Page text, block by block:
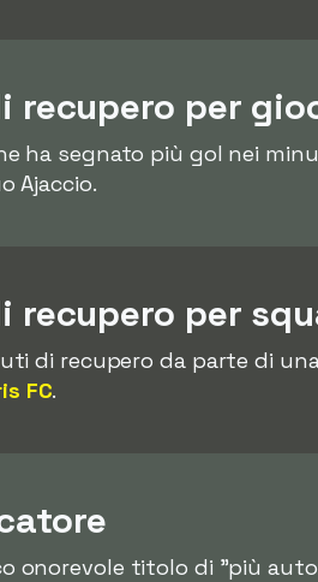
recupero per
ha segnato più gol nei
Ajaccio.
recupero per
di recupero da parte di
FC.
onorevole titolo di "più